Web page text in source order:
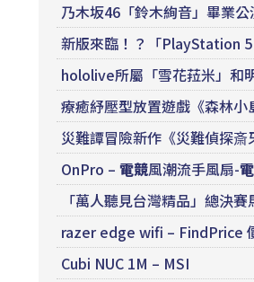
乃木坂46「鈴木絢音」畢業
新版來臨！？「PlayStation
hololive所屬「雪花菈米」和
療癒紓壓型放置遊戲《森林
災難譚冒險新作《災難偵探
OnPro – 電競風潮流手風扇-
「萬人聽見台灣精品」總決
razer edge wifi – FindPrice
Cubi NUC 1M – MSI